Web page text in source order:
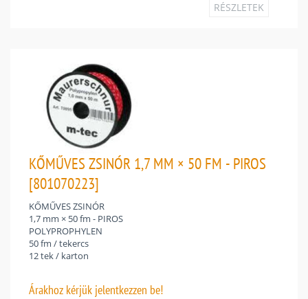
RÉSZLETEK
KŐMŰVES ZSINÓR 1,7 MM × 50 FM - PIROS
[801070223]
KŐMŰVES ZSINÓR
1,7 mm × 50 fm - PIROS
POLYPROPHYLEN
50 fm / tekercs
12 tek / karton
Árakhoz kérjük jelentkezzen be!